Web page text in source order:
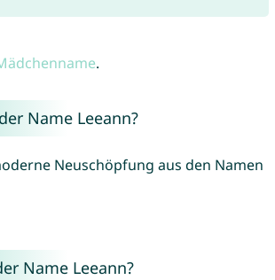
.
Name Leeann?
Neuschöpfung aus den Namen
Name Leeann?